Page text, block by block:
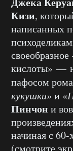
Кизи,
написанных
кислоты» —
пафосом
кукушки»и «
Пинчон и
начиная с